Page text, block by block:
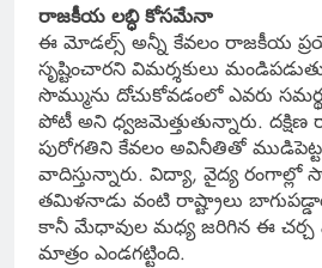
రాజకీయ లబ్ధి కోసమేనా
ఈ మోడల్స్ అన్నీ కేవలం రాజకీయ
సృష్టించారని విమర్శకులు
సొమ్మును దోచుకోవడంలో ఎవరు
పోటీ అని ధ్వజమెత్తుతున్నారు. దక్షిణ
పురోగతిని కేవలం అవినీతితో
వాదిస్తున్నారు. విద్యా, వైద్య రంగాల్లో
తమిళనాడు వంటి రాష్ట్రాలు
కానీ మేధావుల మధ్య జరిగిన ఈ చర్చ
మాత్రం ఎండగట్టింది.